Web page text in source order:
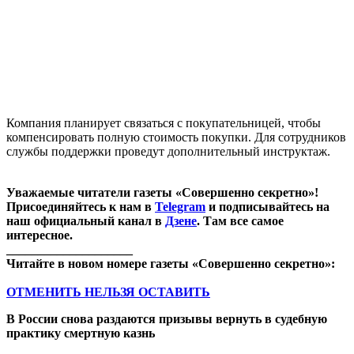
Компания планирует связаться с покупательницей, чтобы
компенсировать полную стоимость покупки. Для сотрудников
службы поддержки проведут дополнительный инструктаж.
Уважаемые читатели газеты «Совершенно секретно»!
Присоединяйтесь к нам в Telegram и подписывайтесь на
наш официальный канал в Дзене. Там все самое
интересное.
Читайте в новом номере газеты «Совершенно секретно»:
ОТМЕНИТЬ НЕЛЬЗЯ ОСТАВИТЬ
В России снова раздаются призывы вернуть в судебную
практику смертную казнь